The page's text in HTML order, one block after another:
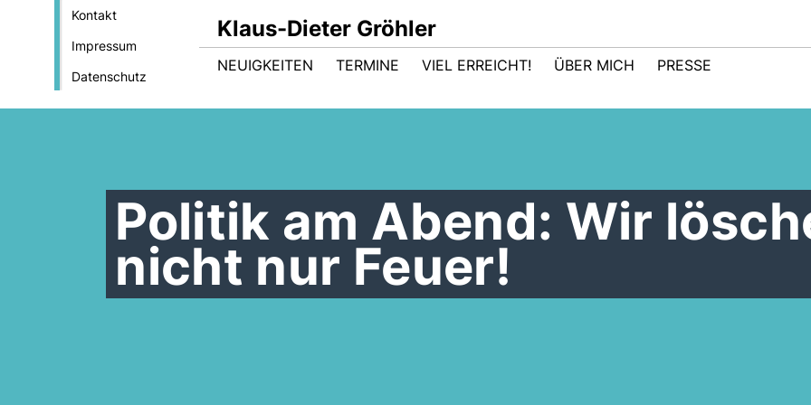
Kontakt
Impressum
Datenschutz
Klaus-Dieter Gröhler
NEUIGKEITEN TERMINE VIEL ERREICHT! ÜBER MICH PRESSE
Politik am Abend: Wir
nicht nur Feuer!